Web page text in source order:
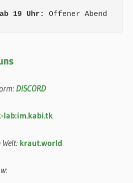
19 Uhr: Offener Abend
DISCORD
lab:im.kabi.tk
kraut.world